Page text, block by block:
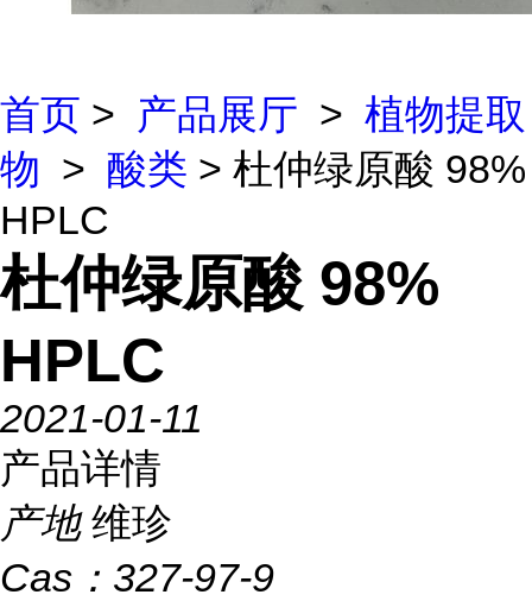
首页 > 产品展厅 > 植物提取
物 > 酸类 > 杜仲绿原酸 98%
HPLC
杜仲绿原酸 98%
HPLC
2021-01-11
产品详情
产地 维珍
Cas： 327-97-9